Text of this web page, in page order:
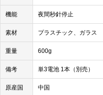
機能 夜間秒針停止
素材 プラスチック、ガラス
重量 600g
備考 単3電池 1本（別売）
原産国 中国